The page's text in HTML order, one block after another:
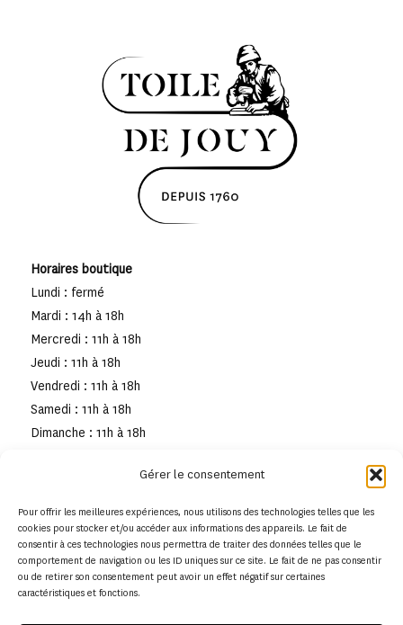
Gérer le consentement
Pour offrir les meilleures expériences, nous utilisons des technologies telles que les
cookies pour stocker et/ou accéder aux informations des appareils. Le fait de
consentir à ces technologies nous permettra de traiter des données telles que le
comportement de navigation ou les ID uniques sur ce site. Le fait de ne pas consentir
ou de retirer son consentement peut avoir un effet négatif sur certaines
caractéristiques et fonctions.
Horaires boutique
Lundi : fermé
Mardi : 14h à 18h
Mercredi : 11h à 18h
Jeudi : 11h à 18h
Vendredi : 11h à 18h
Samedi : 11h à 18h
Dimanche : 11h à 18h